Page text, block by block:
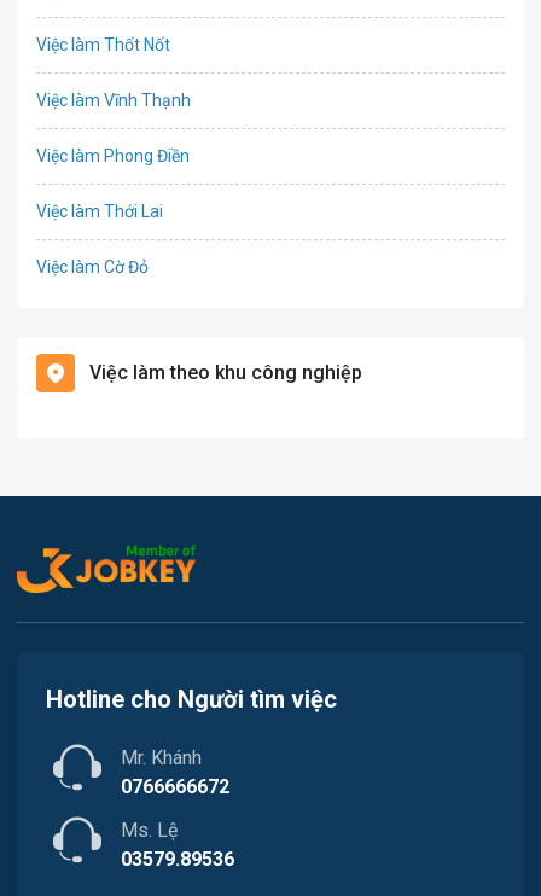
Văn Phòng
Lao Động Phổ Thông
Nhà hàng / Khách sạn
Nhân sự
Việc làm Thốt Nốt
Việc làm Vĩnh Thạnh
Việc làm Phong Điền
Việc làm Thới Lai
Việc làm Cờ Đỏ
Việc làm Cái Khế
Việc làm Thới An Đông
Việc làm Phước Thới
Việc làm Thới Long
Việc làm Trung Nhất
Việc làm theo khu công nghiệp
Hotline cho Người tìm việc
Mr. Khánh
0766666672
Ms. Lệ
03579.89536